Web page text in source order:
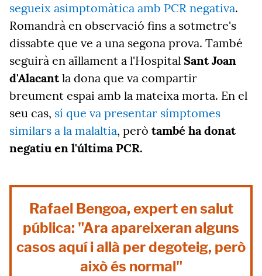
segueix asimptomàtica amb PCR negativa.
Romandrà en observació fins a sotmetre's
dissabte que ve a una segona prova. També
seguirà en aïllament a l'Hospital Sant Joan
d'Alacantla dona que va compartir
breument espai amb la mateixa morta. En el
seu cas, sí que va presentar símptomes
similars a la malaltia, però també ha donat
negatiu en l'última PCR.
Rafael Bengoa, expert en salut
pública: "Ara apareixeran alguns
casos aquí i allà per degoteig, però
això és normal"